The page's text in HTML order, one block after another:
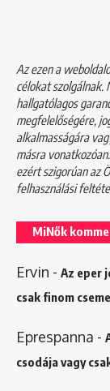
Az ezen a
célokat
hallgatólagos
megfelelőségére,
alkalmasságára
másra
ezért szigorúan az
felhasználási
MiNők
Ervin - Az eper
csak finom
Eprespanna -
csodája vagy